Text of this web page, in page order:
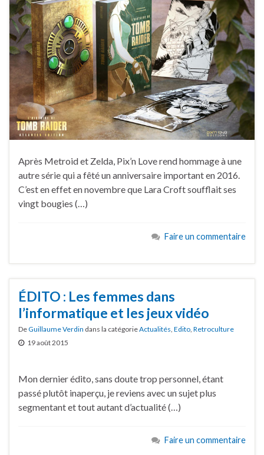
Après Metroid et Zelda, Pix’n Love rend hommage à une
autre série qui a fêté un anniversaire important en 2016.
C’est en effet en novembre que Lara Croft soufflait ses
vingt bougies (…)
Faire un commentaire
ÉDITO : Les femmes dans
l’informatique et les jeux vidéo
DeGuillaume Verdin dans la catégorieActualités Edito Retroculture
19 août 2015
Mon dernier édito, sans doute trop personnel, étant
passé plutôt inaperçu, je reviens avec un sujet plus
segmentant et tout autant d’actualité (…)
Faire un commentaire